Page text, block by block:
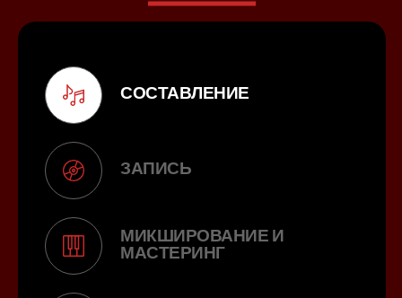
СОСТАВЛЕНИЕ
ЗАПИСЬ
МИКШИРОВАНИЕ И
МАСТЕРИНГ